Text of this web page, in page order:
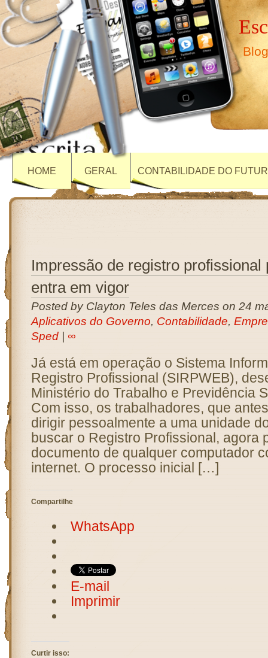
HOME GERAL CONTABILIDADE DO
Impressão de registro profissional
entra em vigor
Posted by Clayton Teles das Merces on 24
Aplicativos do Governo, Contabilidade,
Sped| ∞
Já está em operação o Sistema
Registro Profissional (SIRPWEB),
Ministério do Trabalho e Previdência
Com isso, os trabalhadores, que
dirigir pessoalmente a uma unidade
buscar o Registro Profissional, agora
documento de qualquer computador
internet. O processo inicial […]
Compartilhe
WhatsApp
E-mail
Imprimir
Curtir isso: